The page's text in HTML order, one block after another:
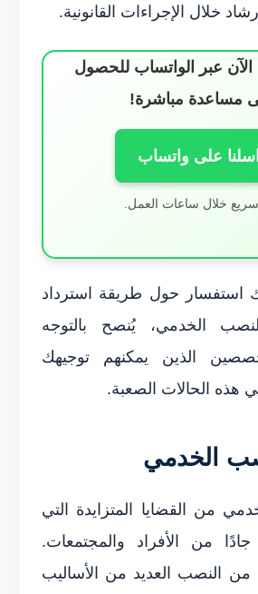
خلال الإجراءات القانونية.
الآن عبر الواتساب للحصول
مساعدة مباشرة!
على واتساب
سريع خلال ساعات العمل.
استفسار حول طريقة استرداد
الخدمي، يُنصح بالتوجه
الذين يمكنهم توجيهك
الحالات الصعبة.
الخدمي
من القضايا المتزايدة التي
من الأفراد والمجتمعات.
من النصب العديد من الأساليب